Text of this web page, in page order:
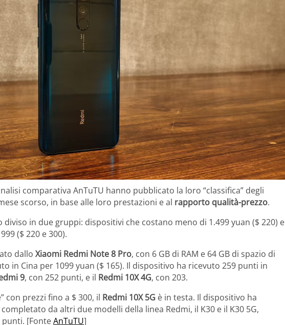
comparativa AnTuTU hanno pubblicato la loro “classifica” degli
scorso, in base alle loro prestazioni e al rapporto qualità-prezzo.
diviso in due gruppi: dispositivi che costano meno di 1.499 yuan ($ 220) e
($ ​​220 e 300).
dallo Xiaomi Redmi Note 8 Pro, con 6 GB di RAM e 64 GB di spazio di
in Cina per 1099 yuan ($ 165). Il dispositivo ha ricevuto 259 punti in
9, con 252 punti, e il Redmi 10X 4G, con 203.
con prezzi fino a $ 300, il Redmi 10X 5G è in testa. Il dispositivo ha
da altri due modelli della linea Redmi, il K30 e il K30 5G,
punti. [FonteAnTuTU]